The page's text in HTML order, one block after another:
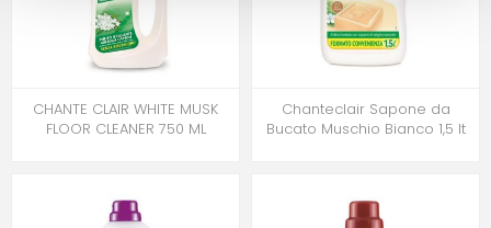
CHANTE CLAIR WHITE MUSK
FLOOR CLEANER 750 ML
Chanteclair Sapone da
Bucato Muschio Bianco 1,5 lt